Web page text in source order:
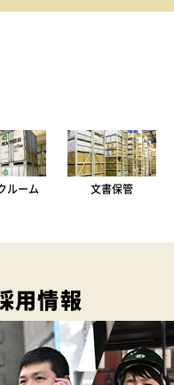
ルーム 文書保管
用情報